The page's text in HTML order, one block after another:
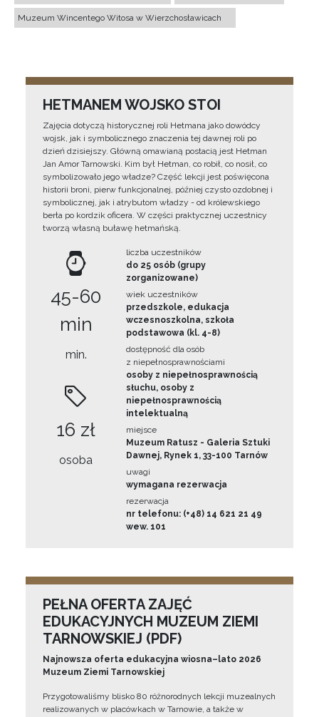
Muzeum Wincentego Witosa w Wierzchosławicach
HETMANEM WOJSKO STOI
Zajęcia dotyczą historycznej roli Hetmana jako dowódcy
wojsk, jak i symbolicznego znaczenia tej dawnej roli po
dzień dzisiejszy. Główną omawianą postacią jest Hetman
Jan Amor Tarnowski. Kim był Hetman, co robił, co nosił, co
symbolizowało jego władze? Część lekcji jest poświęcona
historii broni, pierw funkcjonalnej, później czysto ozdobnej i
symbolicznej, jak i atrybutom władzy - od królewskiego
berła po kordzik oficera. W części praktycznej uczestnicy
tworzą własną buławę hetmańską.
45-60
min
min.
16 zł
osoba
liczba uczestników
do 25 osób (grupy
zorganizowane)
wiek uczestników
przedszkole, edukacja
wczesnoszkolna, szkoła
podstawowa (kl. 4-8)
dostępność dla osób
z niepełnosprawnościami
osoby z niepełnosprawnością
słuchu, osoby z
niepełnosprawnością
intelektualną
miejsce
Muzeum Ratusz - Galeria Sztuki
Dawnej, Rynek 1, 33-100 Tarnów
uwagi
wymagana rezerwacja
rezerwacja
nr telefonu: (+48) 14 621 21 49
wew. 101
PEŁNA OFERTA ZAJĘĆ
EDUKACYJNYCH MUZEUM ZIEMI
TARNOWSKIEJ (PDF)
Najnowsza oferta edukacyjna wiosna–lato 2026
Muzeum Ziemi Tarnowskiej
Przygotowaliśmy blisko 80 różnorodnych lekcji muzealnych
realizowanych w placówkach w Tarnowie, a także w